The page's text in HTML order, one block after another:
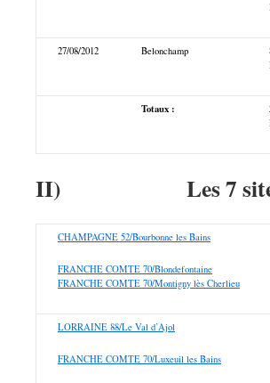
27/08/2012 Belonchamp
Totaux :
II) Les 7
CHAMPAGNE 52/Bourbonne les Bains
FRANCHE COMTE 70/Blondefontaine
FRANCHE COMTE 70/Montigny lès Cherlieu
LORRAINE 88/Le Val d’Ajol
FRANCHE COMTE 70/Luxeuil les Bains